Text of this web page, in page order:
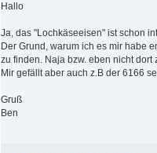
Hallo
Ja, das "Lochkäseeisen" ist schon
Der Grund, warum ich es mir habe
zu finden. Naja bzw. eben nicht dort
Mir gefällt aber auch z.B der 6166
Gruß
Ben